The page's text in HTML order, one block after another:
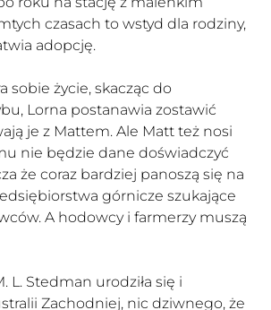
czasach to wstyd dla rodziny,
adopcję.
sobie życie, skacząc do
Lorna postanawia zostawić
je z Mattem. Ale Matt też nosi
nie będzie dane doświadczyć
że coraz bardziej panoszą się na
górnicze szukające
A hodowcy i farmerzy muszą
L. Stedman urodziła się i
Zachodniej, nic dziwnego, że